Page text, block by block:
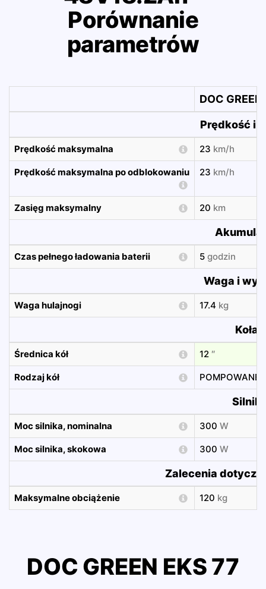
Porównanie
parametrów
DOC GREEN
Prędkość i
Prędkość maksymalna 23 km/h
Prędkość maksymalna po odblokowaniu 23 km/h
Zasięg maksymalny 20 km
Czas pełnego ładowania baterii 5 godzin
Waga i
Waga hulajnogi 17.4 kg
Koła
Średnica kół 12 ″
Rodzaj kół POMPOWANE
Silnik
Moc silnika, nominalna 300 W
Moc silnika, skokowa 300 W
Zalecenia
Maksymalne obciążenie 120 kg
DOC GREEN EKS 77